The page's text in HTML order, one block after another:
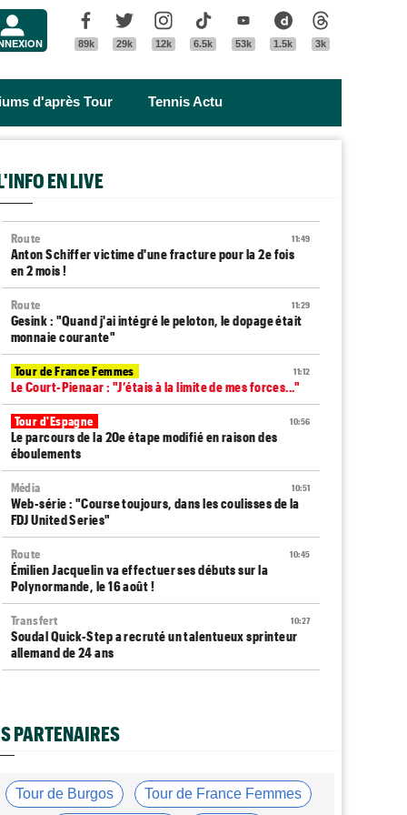
Facebook
89k
Twitter
29k
Instagram
12k
Tik Tok
6.5k
Youtube
53k
Dailymotion
1.5k 3k
d'après Tour Tennis Actu
EN LIVE
11:49
Route
Anton Schiffer victime d'une fracture pour la 2e fois
en 2 mois !
11:29
Route
Gesink : "Quand j'ai intégré le peloton, le dopage était
monnaie courante"
11:12
Tour de France Femmes
Le Court-Pienaar : "J’étais à la limite de mes forces..."
10:56
Tour d'Espagne
Le parcours de la 20e étape modifié en raison des
éboulements
10:51
Média
Web-série : "Course toujours, dans les coulisses de la
FDJ United Series"
10:45
Route
Émilien Jacquelin va effectuer ses débuts sur la
Polynormande, le 16 août !
10:27
Transfert
Soudal Quick-Step a recruté un talentueux sprinteur
allemand de 24 ans
Route
Isaac Del Toro a prolongé avec UAE Team Emirates-XRG
09:45
Tour de France Femmes
PARTENAIRES
Tour de Burgos Tour de France Femmes